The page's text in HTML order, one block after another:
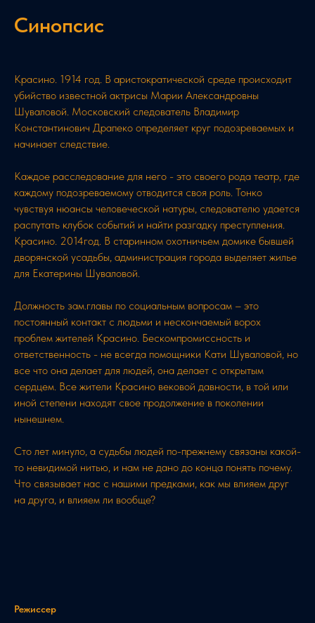
Синопсис
Красино. 1914 год. В аристократической среде происходит
убийство известной актрисы Марии Александровны
Шуваловой. Московский следователь Владимир
Константинович Драпеко определяет круг подозреваемых и
начинает следствие.
Каждое расследование для него - это своего рода театр, где
каждому подозреваемому отводится своя роль. Тонко
чувствуя нюансы человеческой натуры, следователю удается
распутать клубок событий и найти разгадку преступления.
Красино. 2014год. В старинном охотничьем домике бывшей
дворянской усадьбы, администрация города выделяет жилье
для Екатерины Шуваловой.
Должность зам.главы по социальным вопросам – это
постоянный контакт с людьми и нескончаемый ворох
проблем жителей Красино. Бескомпромиссность и
ответственность - не всегда помощники Кати Шуваловой, но
все что она делает для людей, она делает с открытым
сердцем. Все жители Красино вековой давности, в той или
иной степени находят свое продолжение в поколении
нынешнем.
Сто лет минуло, а судьбы людей по-прежнему связаны какой-
то невидимой нитью, и нам не дано до конца понять почему.
Что связывает нас с нашими предками, как мы влияем друг
на друга, и влияем ли вообще?
Режиссер